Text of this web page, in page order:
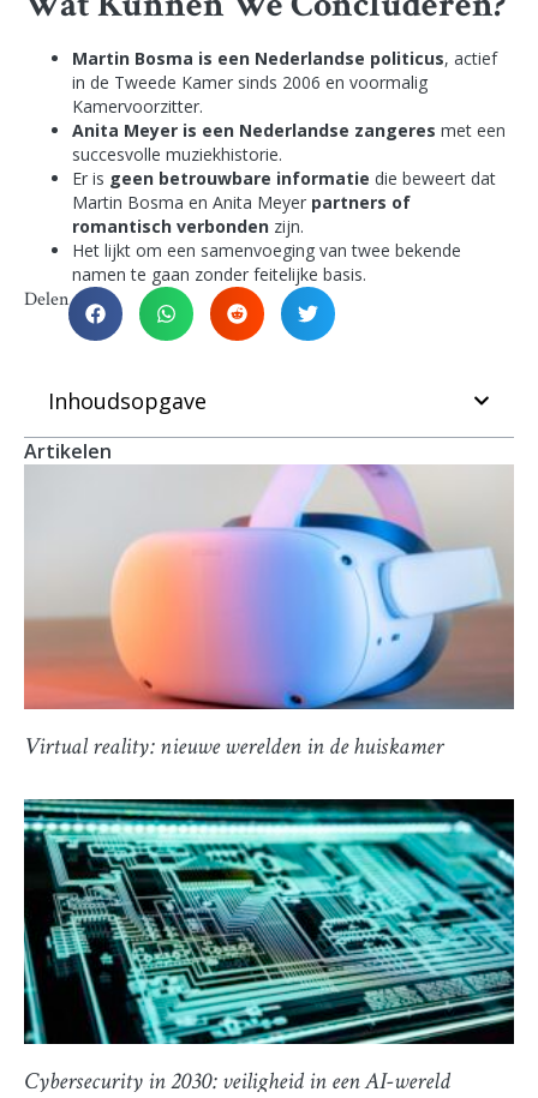
Martin Bosma is een Nederlandse politicus, actief
in de Tweede Kamer sinds 2006 en voormalig
Kamervoorzitter.
Anita Meyer is een Nederlandse zangeres met een
succesvolle muziekhistorie.
Er is geen betrouwbare informatie die beweert dat
Martin Bosma en Anita Meyer partners of
romantisch verbonden zijn.
Het lijkt om een samenvoeging van twee bekende
namen te gaan zonder feitelijke basis.
Delen
Inhoudsopgave
Artikelen
Virtual reality: nieuwe werelden in de huiskamer
Cybersecurity in 2030: veiligheid in een AI-wereld